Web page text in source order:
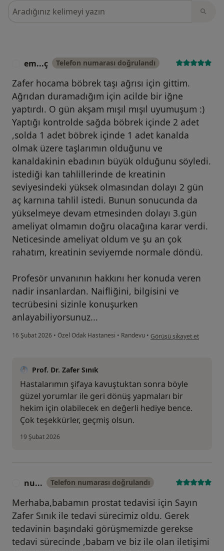
Görüşler içerisinde ara
em...ç Telefon numarası doğrulandı
Zafer hocama böbrek taşı ağrısı için gittim.
Ağrıdan duramadığım için acilde bir iğne
yaptırdı. O gün akşam mışıl mışıl uyumuşum :)
Yaptığı kontrolde sağda böbrek içinde 2 adet
,solda 1 adet böbrek içinde 1 adet kanalda
olmak üzere taşlarımın olduğunu ve
kanaldakinin ebadının büyük olduğunu söyledi.
istediği kan tahlillerinde de kreatinin
seviyesindeki yüksek olmasından dolayı 2 gün
aç karnına tahlil istedi. Bunun sonucunda da
yükselmeye devam etmesinden dolayı 3.gün
ameliyat olmamın doğru olacağına karar verdi.
Neticesinde ameliyat oldum ve şu an çok
rahatım, kreatinin seviyemde normale döndü.
Profesör unvanının hakkını her konuda veren
nadir insanlardan. Naifliğini, bilgisini ve
tecrübesini sizinle konuşurken
anlayabiliyorsunuz...
16 Şubat 2026 • Özel Odak Hastanesi • Randevu • kullanıcının görüşüne
Görüşü şikayet et
Prof. Dr. Zafer Sınık
Hastalarımın şifaya kavuştuktan sonra böyle
güzel yorumlar ile geri dönüş yapmaları bir
hekim için olabilecek en değerli hediye bence.
Çok teşekkürler, geçmiş olsun.
19 Şubat 2026
nu... Telefon numarası doğrulandı
Merhaba,babamın prostat tedavisi için Sayın
Zafer Sınık ile tedavi sürecimiz oldu. Gerek
tedavinin başındaki görüşmemizde gerekse
tedavi sürecinde ,babam ve biz ile olan iletişimi